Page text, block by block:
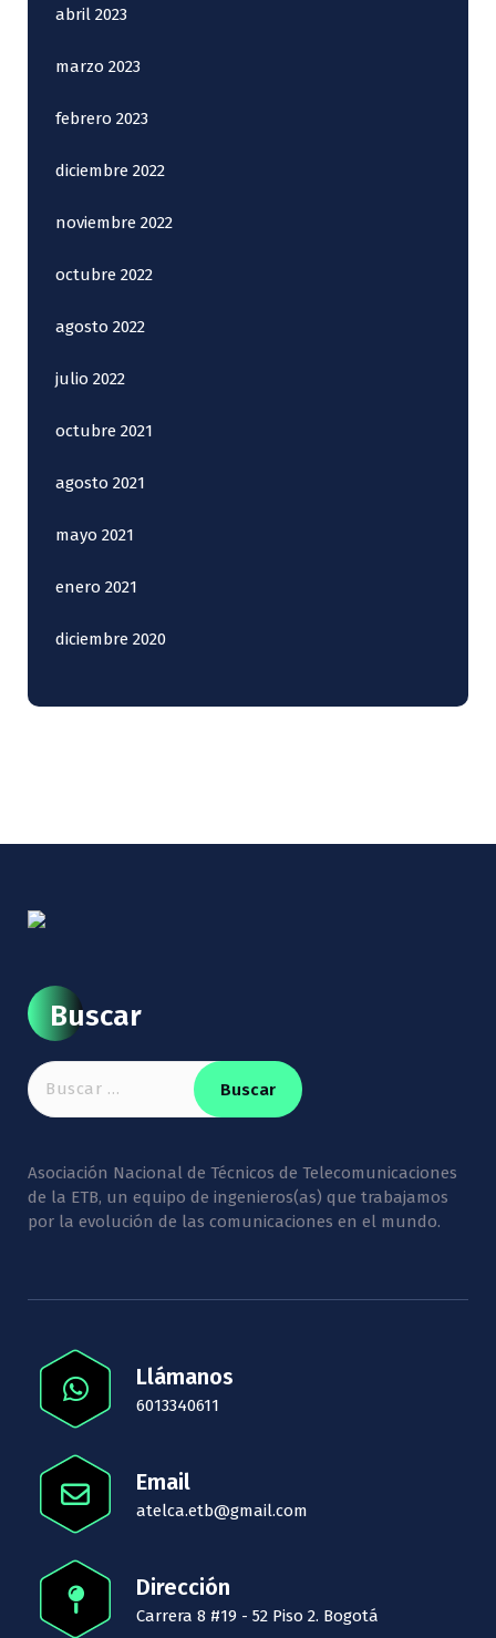
abril 2023
marzo 2023
febrero 2023
diciembre 2022
noviembre 2022
octubre 2022
agosto 2022
julio 2022
octubre 2021
agosto 2021
mayo 2021
enero 2021
diciembre 2020
Buscar
Buscar:
Asociación Nacional de Técnicos de Telecomunicaciones
de la ETB, un equipo de ingenieros(as) que trabajamos
por la evolución de las comunicaciones en el mundo.
Llámanos
6013340611
Email
atelca.etb@gmail.com
Dirección
Carrera 8 #19 - 52 Piso 2. Bogotá